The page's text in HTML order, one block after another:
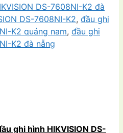
DS-7608NI-K2 đà
DS-7608NI-K2, đầu ghi
K2 quảng nam, đầu ghi
K2 đà nẵng
ghi hình HIKVISION DS-